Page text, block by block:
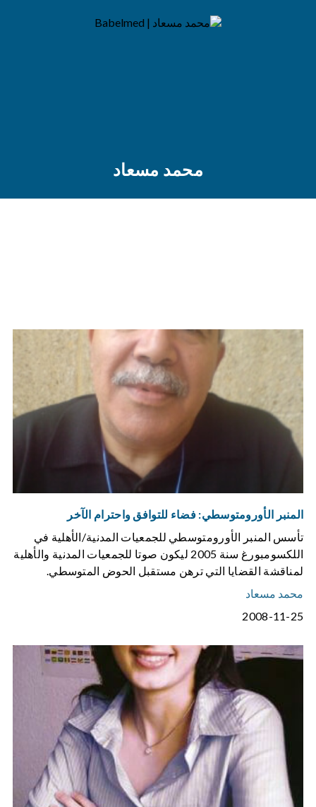
محمد مسعاد
المنبر الأورومتوسطي: فضاء للتوافق واحترام الآخر
تأسس المنبر الأورومتوسطي للجمعيات المدنية/الأهلية في
اللكسومبورغ سنة 2005 ليكون صوتا للجمعيات المدنية والأهلية
لمناقشة القضايا التي ترهن مستقبل الحوض المتوسطي.
محمد مسعاد
2008-11-25